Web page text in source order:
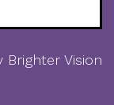
Brighter Vision